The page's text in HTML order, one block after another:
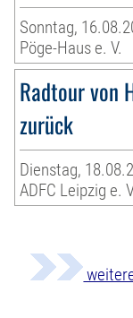
Sonntag,
Pöge-Haus e. V.
Radtour von
zurück
Dienstag,
ADFC Leipzig e.